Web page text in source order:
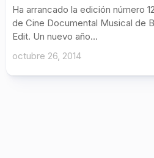
Ha arrancado la edición número
de Cine Documental Musical de
Edit. Un nuevo año...
octubre 26, 2014